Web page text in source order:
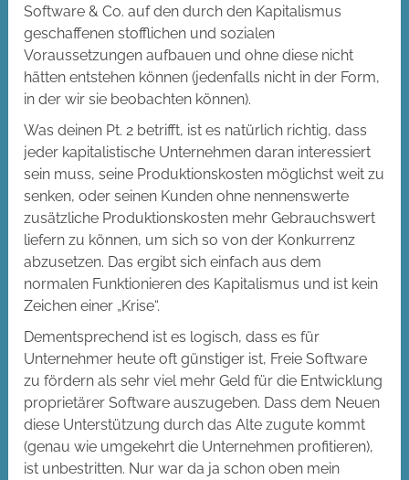
Software & Co. auf den durch den Kapitalismus
geschaffenen stofflichen und sozialen
Voraussetzungen aufbauen und ohne diese nicht
hätten entstehen können (jedenfalls nicht in der Form,
in der wir sie beobachten können).
Was deinen Pt. 2 betrifft, ist es natürlich richtig, dass
jeder kapitalistische Unternehmen daran interessiert
sein muss, seine Produktionskosten möglichst weit zu
senken, oder seinen Kunden ohne nennenswerte
zusätzliche Produktionskosten mehr Gebrauchswert
liefern zu können, um sich so von der Konkurrenz
abzusetzen. Das ergibt sich einfach aus dem
normalen Funktionieren des Kapitalismus und ist kein
Zeichen einer „Krise“.
Dementsprechend ist es logisch, dass es für
Unternehmer heute oft günstiger ist, Freie Software
zu fördern als sehr viel mehr Geld für die Entwicklung
proprietärer Software auszugeben. Dass dem Neuen
diese Unterstützung durch das Alte zugute kommt
(genau wie umgekehrt die Unternehmen profitieren),
ist unbestritten. Nur war da ja schon oben mein